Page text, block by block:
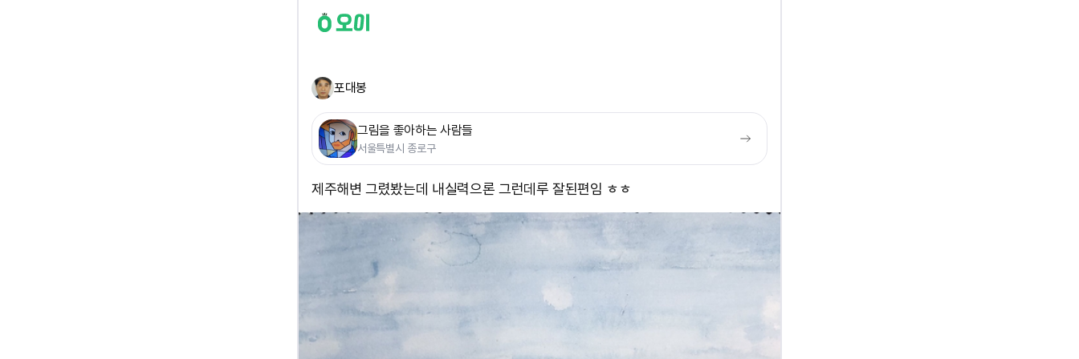
포대봉
그림을 좋아하는 사람들
서울특별시 종로구
제주해변 그렸봤는데 내실력으론 그런데루 잘된편임 ㅎㅎ